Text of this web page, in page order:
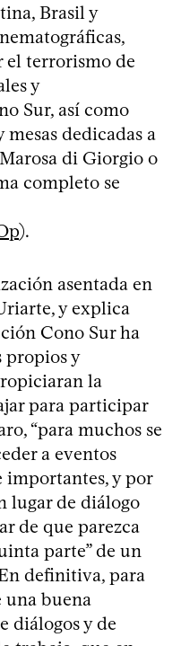
Brasil y
el terrorismo de
y
Sur, así como
dedicadas a
di Giorgio o
completo se
).
asentada en
y explica
Cono Sur ha
propios y
la
para participar
“para muchos se
a eventos
importantes, y por
lugar de diálogo
de que parezca
parte” de un
definitiva, para
una buena
diálogos y de